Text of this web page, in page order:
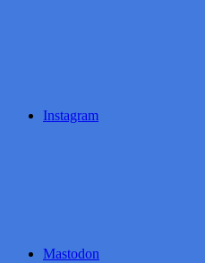
Instagram
Mastodon